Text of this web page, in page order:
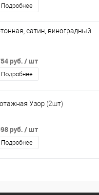
Подробнее
сатин, виноградный
руб. / шт
Подробнее
Узор (2шт)
руб. / шт
Подробнее